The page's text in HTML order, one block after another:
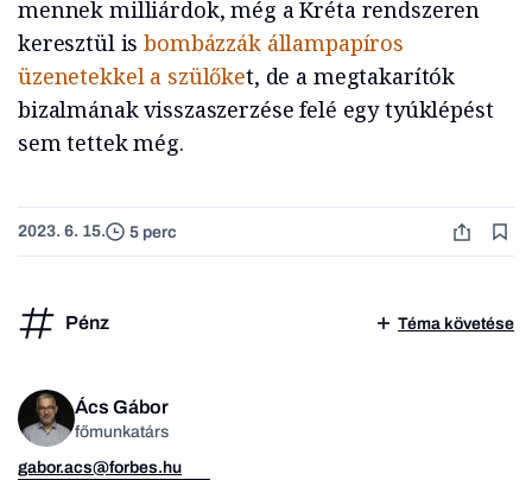
mennek milliárdok, még a Kréta rendszeren
keresztül isbombázzák állampapíros
üzenetekkel a szülőket, de a megtakarítók
bizalmának visszaszerzése felé egy tyúklépést
sem tettek még.
2023. 6. 15. 5 perc
Pénz Téma követése
Ács Gábor
főmunkatárs
gabor.acs@forbes.hu